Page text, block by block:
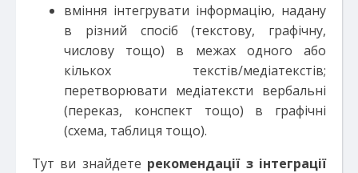
вміння інтегрувати інформацію, надану
в різний спосіб (текстову, графічну,
числову тощо) в межах одного або
кількох текстів/медіатекстів;
перетворювати медіатексти вербальні
(переказ, конспект тощо) в графічні
(схема, таблиця тощо).
Тут ви знайдете рекомендації з інтеграції